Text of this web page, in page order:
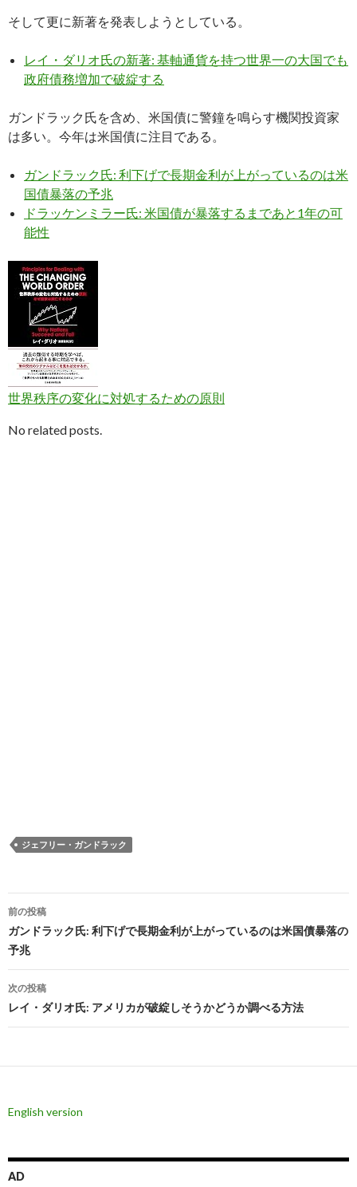
そして更に新著を発表しようとしている。
レイ・ダリオ氏の新著: 基軸通貨を持つ世界一の大国でも
政府債務増加で破綻する
ガンドラック氏を含め、米国債に警鐘を鳴らす機関投資家
は多い。今年は米国債に注目である。
ガンドラック氏: 利下げで長期金利が上がっているのは米
国債暴落の予兆
ドラッケンミラー氏: 米国債が暴落するまであと1年の可
能性
世界秩序の変化に対処するための原則
No related posts.
ジェフリー・ガンドラック
投
稿
ナ
ビ
ゲ
シ
前の投稿
ガンドラック氏: 利下げで長期金利が上がっているのは米国債暴落の
予兆
次の投稿
レイ・ダリオ氏: アメリカが破綻しそうかどうか調べる方法
English version
AD